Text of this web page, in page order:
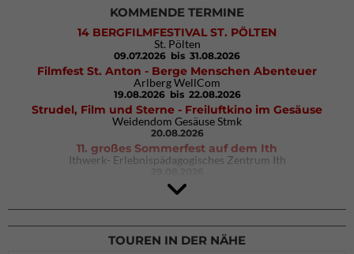
KOMMENDE TERMINE
14 BERGFILMFESTIVAL ST. PÖLTEN
St. Pölten
09.07.2026 bis 31.08.2026
Filmfest St. Anton - Berge Menschen Abenteuer
Arlberg WellCom
19.08.2026 bis 22.08.2026
Strudel, Film und Sterne - Freiluftkino im Gesäuse
Weidendom Gesäuse Stmk
20.08.2026
11. großes Sommerfest auf dem Ith
Ithwerk- Erlebnispädagogisches Zentrum Ith
Rock Master Arco
Arco (IT)
02.10.2026bis 04.10.2026
TOUREN IN DER NÄHE